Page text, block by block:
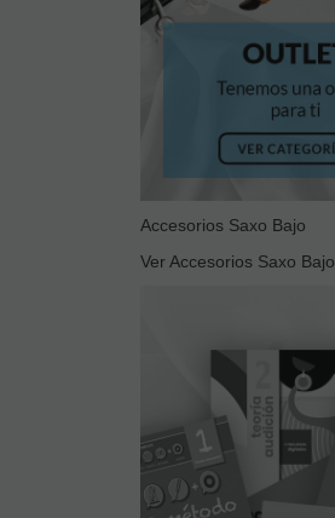
Accesorios Saxo Bajo
Ver Accesorios Saxo Bajo